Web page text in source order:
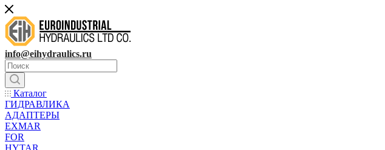
info@eihydraulics.ru
Каталог
ГИДРАВЛИКА
АДАПТЕРЫ
EXMAR
FOR
HYTAR